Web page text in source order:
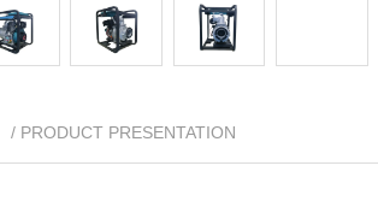
/ PRODUCT PRESENTATION